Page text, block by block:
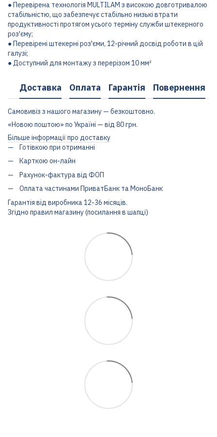
● Перевірена технологія MULTILAM з високою довготривалою
стабільністю, що забезпечує стабільно низькі втрати
продуктивності протягом усього терміну служби штекерного
роз'єму;
● Перевірені штекерні роз'єми, 12-річний досвід роботи в цій
галузі;
● Доступний для монтажу з перерізом 10 мм²
Доставка Оплата Гарантія Повернення
Самовивіз з нашого магазину — безкоштовно.
«Новою поштою» по Україні — від 80 грн.
Більше інформації про доставку
Готівкою при отриманні
Карткою он-лайн
Рахунок-фактура від ФОП
Оплата частинами ПриватБанк та МоноБанк
Гарантія від виробника 12-36 місяців.
Згідно правил магазину (посилання в шапці)